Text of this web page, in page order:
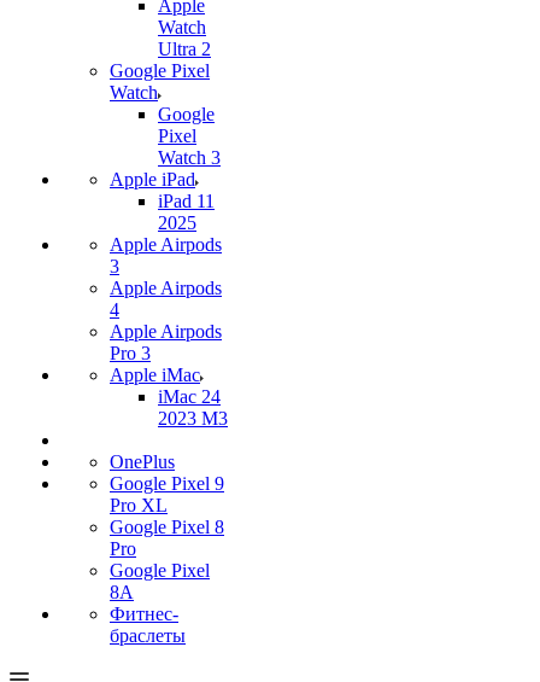
Apple
Watch
Ultra 2
Google Pixel
Watch
Google
Pixel
Watch 3
Apple iPad
iPad 11
2025
Apple Airpods
3
Apple Airpods
4
Apple Airpods
Pro 3
Apple iMac
iMac 24
2023 M3
OnePlus
Google Pixel 9
Pro XL
Google Pixel 8
Pro
Google Pixel
8A
Фитнес-
браслеты